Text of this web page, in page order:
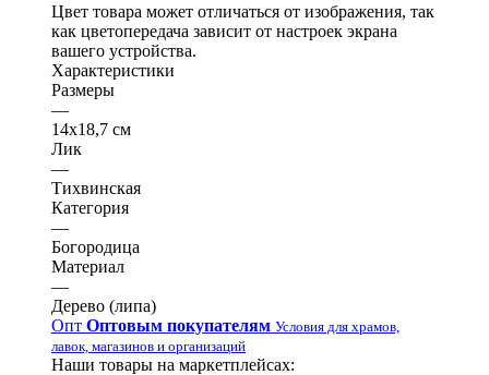
Цвет товара может отличаться от изображения, так
как цветопередача зависит от настроек экрана
вашего устройства.
Характеристики
Размеры
—
14х18,7 см
Лик
—
Тихвинская
Категория
—
Богородица
Материал
—
Дерево (липа)
Опт Оптовым покупателям Условия для храмов,
лавок, магазинов и организаций
Наши товары на маркетплейсах: